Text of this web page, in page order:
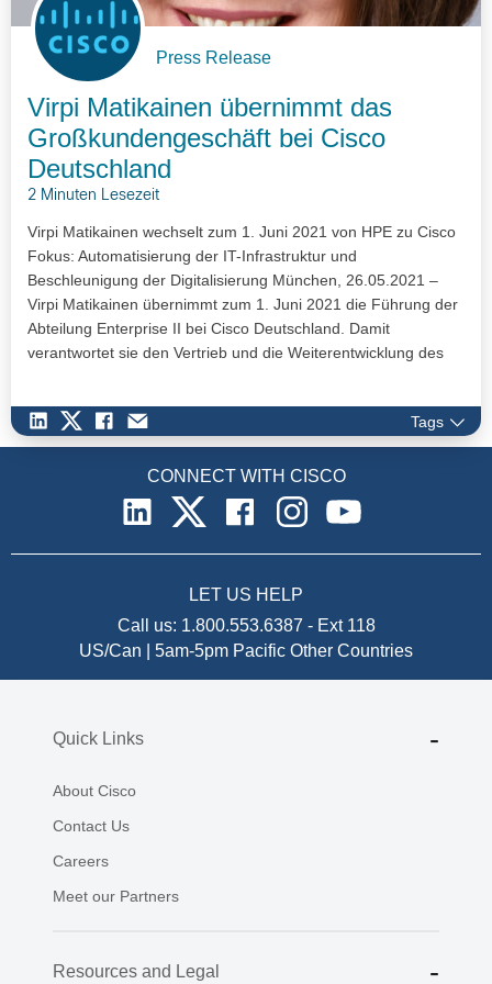
Press Release
Virpi Matikainen übernimmt das
Großkundengeschäft bei Cisco
Deutschland
2 Minuten Lesezeit
Virpi Matikainen wechselt zum 1. Juni 2021 von HPE zu Cisco
Fokus: Automatisierung der IT-Infrastruktur und
Beschleunigung der Digitalisierung München, 26.05.2021 –
Virpi Matikainen übernimmt zum 1. Juni 2021 die Führung der
Abteilung Enterprise II bei Cisco Deutschland. Damit
verantwortet sie den Vertrieb und die Weiterentwicklung des
Tags
CONNECT WITH CISCO
LET US HELP
Call us: 1.800.553.6387 - Ext 118
US/Can | 5am-5pm Pacific Other Countries